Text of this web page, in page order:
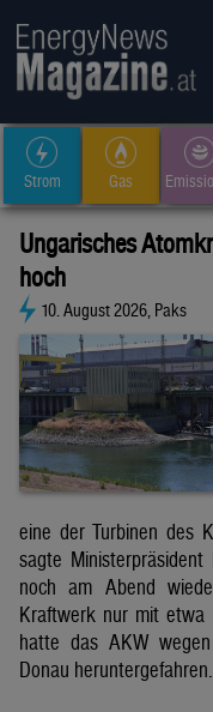
Strom Gas
Ungarisches
hoch
10. August 2026, Paks
eine der Turbinen des
sagte
noch am Abend
Kraftwerk nur mit etwa
hatte das AKW
Donau heruntergefahren.